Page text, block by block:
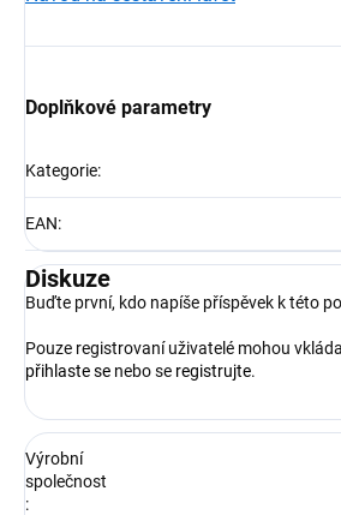
Doplňkové parametry
Kategorie:
EAN:
Diskuze
Buďte první, kdo napíše příspěvek k této
Pouze registrovaní uživatelé mohou
přihlaste se nebo se registrujte.
Výrobní
společnost
: